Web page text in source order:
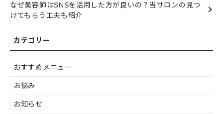
なぜ美容師はSNSを活用した方が良いの？当サロンの見つ
けてもらう工夫も紹介
おすすめメニュー
お悩み
お知らせ